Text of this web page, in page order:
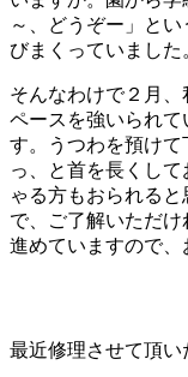
ン
～、どうぞー」と
びまくっていました
そんなわけで２月
ペースを強いられて
す。うつわを預け
っ、と首を長くし
ゃる方もおられる
で、ご了解いただ
進めていますので、
最近修理させて頂い